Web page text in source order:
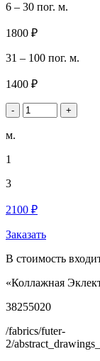
6 – 30 пог. м.
1800 ₽
31 – 100 пог. м.
1400 ₽
- +
м.
1
3
2100 ₽
Заказать
В стоимость
«Коллажная
38255020
/fabrics/futer-
2/